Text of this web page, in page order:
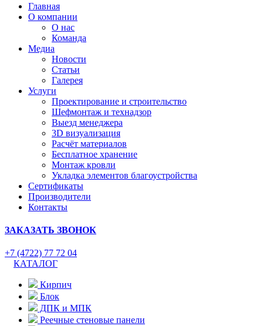
Главная
О компании
О нас
Команда
Медиа
Новости
Статьи
Галерея
Услуги
Проектирование и строительство
Шефмонтаж и технадзор
Выезд менеджера
3D визуализация
Расчёт материалов
Бесплатное хранение
Монтаж кровли
Укладка элементов благоустройства
Сертификаты
Производители
Контакты
ЗАКАЗАТЬ ЗВОНОК
+7 (4722) 77 72 04
КАТАЛОГ
Кирпич
Блок
ДПК и МПК
Реечные стеновые панели